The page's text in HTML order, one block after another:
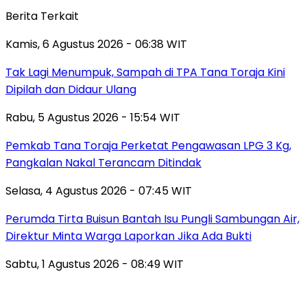
Berita Terkait
Kamis, 6 Agustus 2026 - 06:38 WIT
Tak Lagi Menumpuk, Sampah di TPA Tana Toraja Kini
Dipilah dan Didaur Ulang
Rabu, 5 Agustus 2026 - 15:54 WIT
Pemkab Tana Toraja Perketat Pengawasan LPG 3 Kg,
Pangkalan Nakal Terancam Ditindak
Selasa, 4 Agustus 2026 - 07:45 WIT
Perumda Tirta Buisun Bantah Isu Pungli Sambungan Air,
Direktur Minta Warga Laporkan Jika Ada Bukti
Sabtu, 1 Agustus 2026 - 08:49 WIT